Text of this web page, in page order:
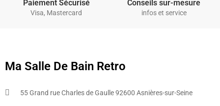
Paiement Sécurisé
Visa, Mastercard
Conseils sur-mesure
infos et service
Ma Salle De Bain Retro
55 Grand rue Charles de Gaulle 92600 Asnières-sur-Seine